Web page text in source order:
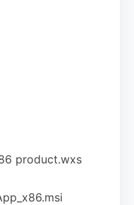
product.wxs